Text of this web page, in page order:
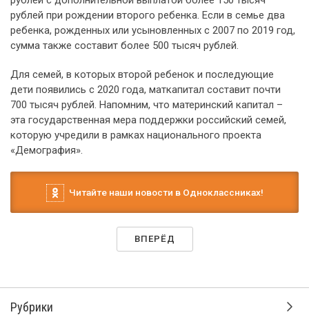
рублей при рождении второго ребенка. Если в семье два
ребенка, рожденных или усыновленных с 2007 по 2019 год,
сумма также составит более 500 тысяч рублей.
Для семей, в которых второй ребенок и последующие
дети появились с 2020 года, маткапитал составит почти
700 тысяч рублей. Напомним, что материнский капитал –
эта государственная мера поддержки российский семей,
которую учредили в рамках национального проекта
«Демография».
Читайте наши новости в Одноклассниках!
ВПЕРЁД
Рубрики